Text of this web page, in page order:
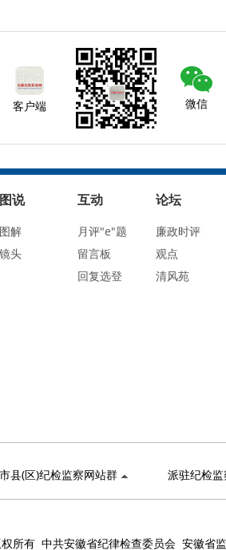
客户端 微信
图说
图解
镜头
互动
月评"e"题
留言板
回复选登
论坛
廉政时评
观点
清风苑
市县(区)纪检监察网站群 派驻纪检
权所有 中共安徽省纪律检查委员会 安徽省